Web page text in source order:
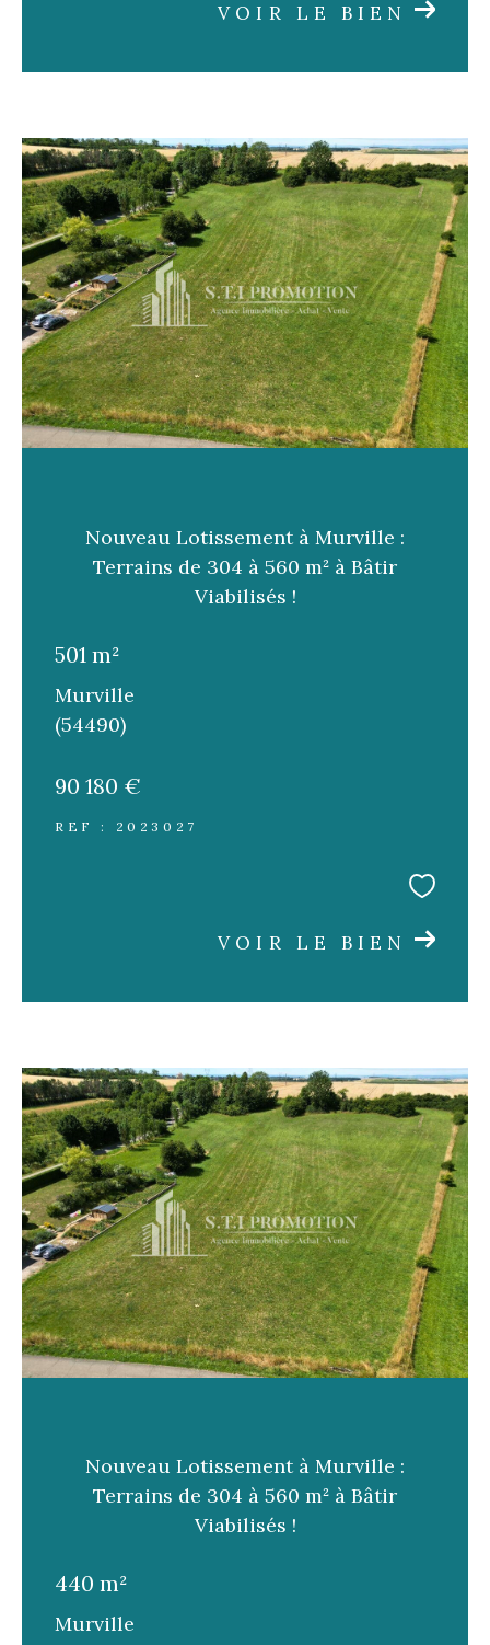
VOIR LE BIEN
Nouveau Lotissement à Murville :
Terrains de 304 à 560 m² à Bâtir
Viabilisés !
501 m²
Murville
(54490)
90 180 €
REF : 2023027
VOIR LE BIEN
Nouveau Lotissement à Murville :
Terrains de 304 à 560 m² à Bâtir
Viabilisés !
440 m²
Murville